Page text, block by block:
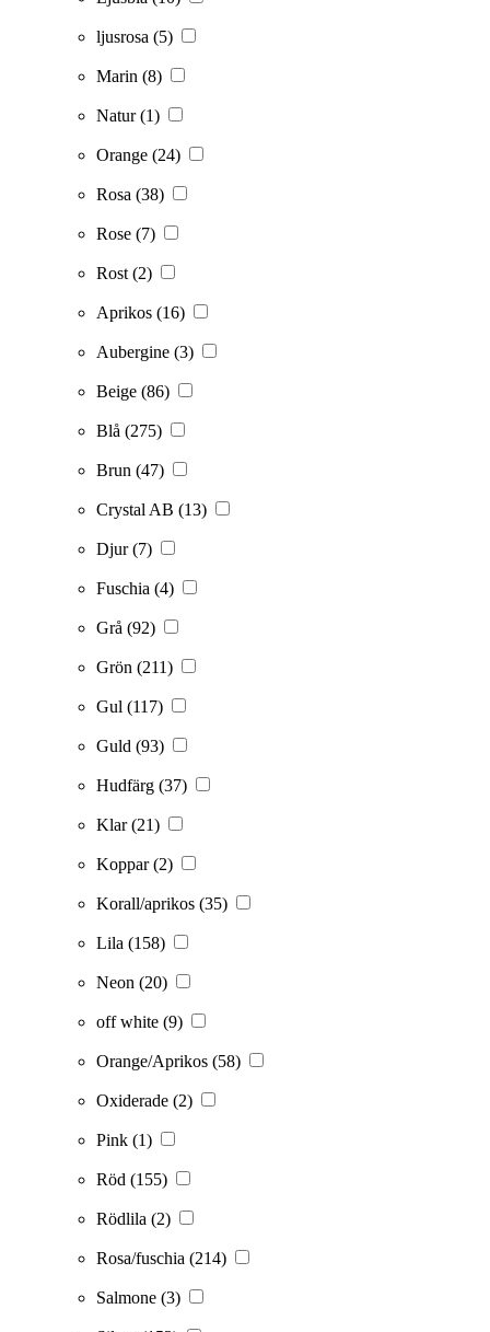
ljusrosa (5)
Marin (8)
Natur(1)
Orange (24)
Rosa (38)
Rose (7)
Rost (2)
Aprikos (16)
Aubergine (3)
Beige (86)
Blå (275)
Brun (47)
Crystal AB (13)
Djur(7)
Fuschia (4)
Grå (92)
Grön (211)
Gul (117)
Guld (93)
Hudfärg (37)
Klar(21)
Koppar(2)
Korall/aprikos (35)
Lila (158)
Neon (20)
off white (9)
Orange/Aprikos (58)
Oxiderade (2)
Pink (1)
Röd (155)
Rödlila (2)
Rosa/fuschia (214)
Salmone (3)